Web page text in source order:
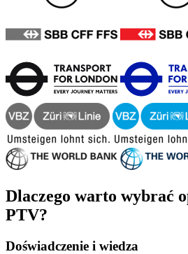
Dlaczego warto wybrać
PTV?
Doświadczenie i wiedza